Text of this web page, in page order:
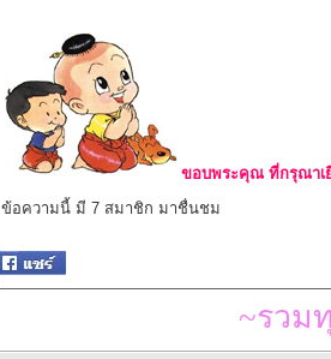
ขอบพระคุณ ที่กรุณาเ
ข้อความนี้ มี 7 สมาชิก มาชื่นชม
~รวม